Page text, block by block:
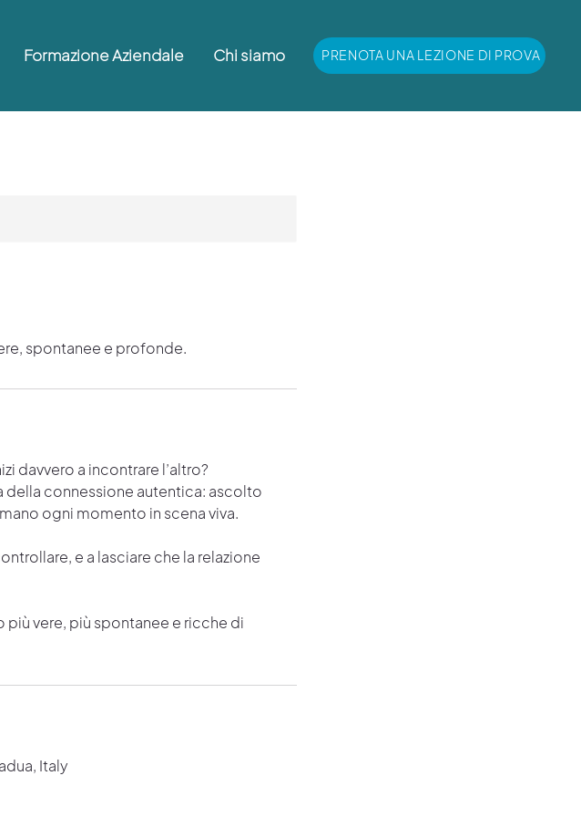
Formazione Aziendale Chi siamo PRENOTA UNA LEZIONE DI PROVA
spontanee e profonde.
davvero a incontrare l’altro?
della connessione autentica: ascolto
ogni momento in scena viva.
e a lasciare che la relazione
vere, più spontanee e ricche di
Italy